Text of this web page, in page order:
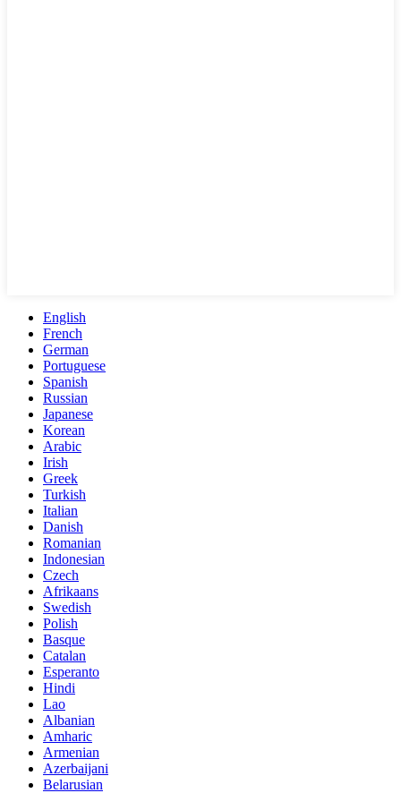
English
French
German
Portuguese
Spanish
Russian
Japanese
Korean
Arabic
Irish
Greek
Turkish
Italian
Danish
Romanian
Indonesian
Czech
Afrikaans
Swedish
Polish
Basque
Catalan
Esperanto
Hindi
Lao
Albanian
Amharic
Armenian
Azerbaijani
Belarusian